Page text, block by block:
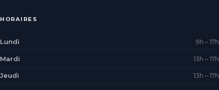
HORAIRES
Lundi 9h – 17h
Mardi 13h – 17h
Jeudi 13h – 17h